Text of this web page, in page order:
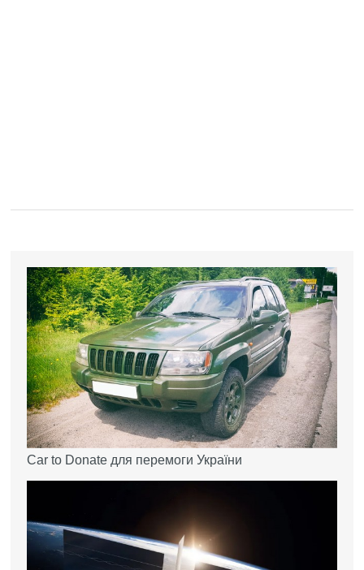
Car to Donate для перемоги України